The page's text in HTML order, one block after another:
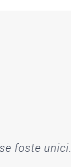
foste unici.